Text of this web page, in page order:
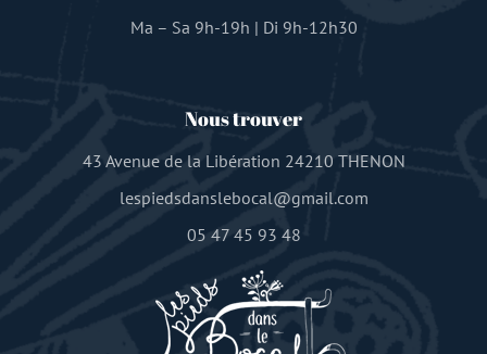
Ma – Sa 9h-19h | Di 9h-12h30
Nous trouver
43 Avenue de la Libération 24210 THENON
lespiedsdanslebocal@gmail.com
05 47 45 93 48